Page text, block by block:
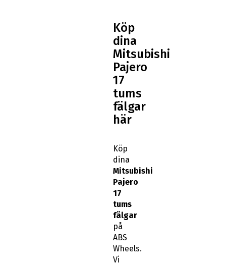
Köp
dina
Mitsubishi
Pajero
17
tums
fälgar
här
Köp
dina
Mitsubishi
Pajero
17
tums
fälgar
på
ABS
Wheels.
Vi